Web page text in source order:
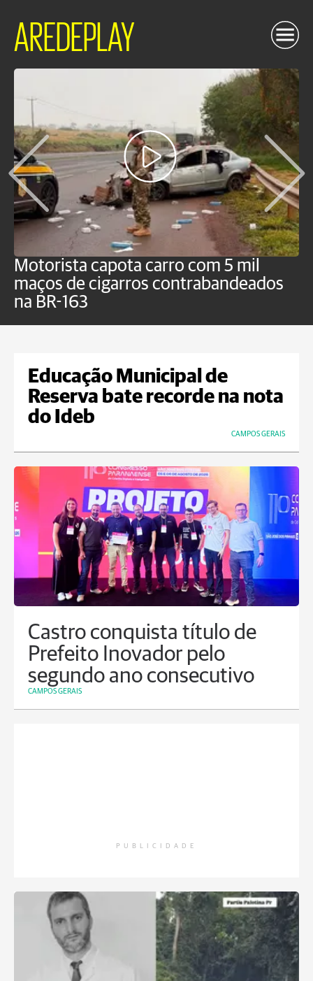
AREDEPLAY
Motorista capota carro com 5 mil
maços de cigarros contrabandeados
na BR-163
Educação Municipal de
Reserva bate recorde na nota
do Ideb
CAMPOS GERAIS
Castro conquista título de
Prefeito Inovador pelo
segundo ano consecutivo
CAMPOS GERAIS
PUBLICIDADE